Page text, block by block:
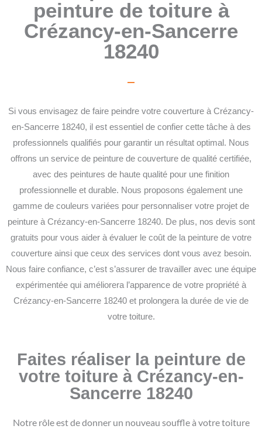
peinture de toiture à
Crézancy-en-Sancerre
18240
Si vous envisagez de faire peindre votre couverture à Crézancy-
en-Sancerre 18240, il est essentiel de confier cette tâche à des
professionnels qualifiés pour garantir un résultat optimal. Nous
offrons un service de peinture de couverture de qualité certifiée,
avec des peintures de haute qualité pour une finition
professionnelle et durable. Nous proposons également une
gamme de couleurs variées pour personnaliser votre projet de
peinture à Crézancy-en-Sancerre 18240. De plus, nos devis sont
gratuits pour vous aider à évaluer le coût de la peinture de votre
couverture ainsi que ceux des services dont vous avez besoin.
Nous faire confiance, c’est s’assurer de travailler avec une équipe
expérimentée qui améliorera l’apparence de votre propriété à
Crézancy-en-Sancerre 18240 et prolongera la durée de vie de
votre toiture.
Faites réaliser la peinture de
votre toiture à Crézancy-en-
Sancerre 18240
Notre rôle est de donner un nouveau souffle à votre toiture